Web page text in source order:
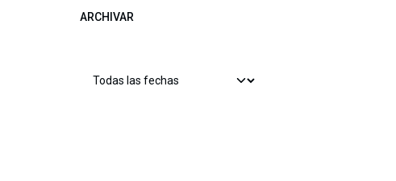
ARCHIVAR